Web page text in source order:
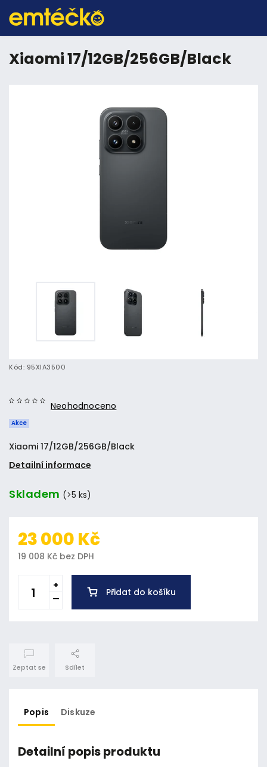
Xiaomi 17/12GB/256GB/Black
Kód: 95XIA3500
Akce
Neohodnoceno
Xiaomi 17/12GB/256GB/Black
Detailní informace
Skladem (>5 ks)
23 000 Kč
19 008 Kč bez DPH
Přidat do košíku
Zeptat se Sdílet
Popis Diskuze
Detailní popis produktu